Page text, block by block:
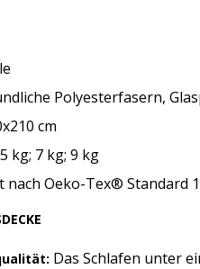
Polyesterfasern,
cm
5 kg; 7 kg; 9 kg
nach Oeko-Tex® Standard
Das Schlafen unter